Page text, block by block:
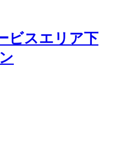
ビスエリア下